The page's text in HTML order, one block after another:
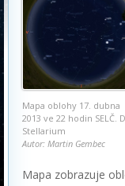
Mapa oblohy 17. dubna
2013 ve 22 hodin SELČ.
Stellarium
Autor: Martin Gembec
Mapa zobrazuje